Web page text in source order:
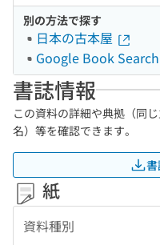
別の方法で探す
日本の古本屋
Google Book Search
書誌情報
この資料の詳細や典拠（同
名）等を確認できます。
紙
資料種別